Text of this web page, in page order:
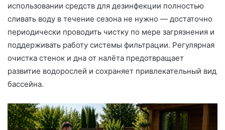
использовании средств для дезинфекции полностью
сливать воду в течение сезона не нужно — достаточно
периодически проводить чистку по мере загрязнения и
поддерживать работу системы фильтрации. Регулярная
очистка стенок и дна от налёта предотвращает
развитие водорослей и сохраняет привлекательный вид
бассейна.